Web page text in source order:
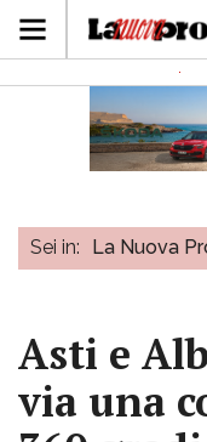
Sei in: La Nuova
Asti e
via una